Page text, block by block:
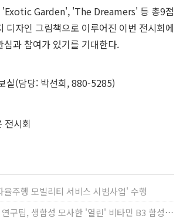
Garden', 'The Dreamers' 등 총9점
디자인 그림책으로 이루어진 이번 전시회에
심과 참여가 있기를 기대한다.
실(담당: 박선희, 880-5285)
주행 모빌리티 서비스 시범사업' 수행
화학부 박승범 교수 연구팀, 생합성 모사한 '열린' 비타민 B3 합성법 개발